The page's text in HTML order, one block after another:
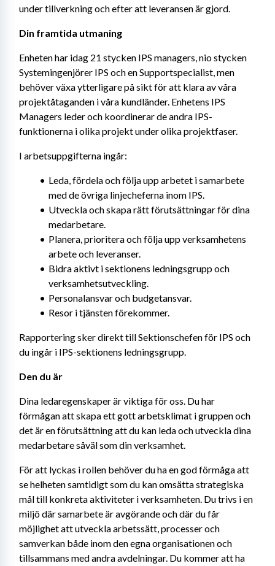
under tillverkning och efter att leveransen är gjord.
Din framtida utmaning
Enheten har idag 21 stycken IPS managers, nio stycken
Systemingenjörer IPS och en Supportspecialist, men
behöver växa ytterligare på sikt för att klara av våra
projektåtaganden i våra kundländer. Enhetens IPS
Managers leder och koordinerar de andra IPS-
funktionerna i olika projekt under olika projektfaser.
I arbetsuppgifterna ingår:
Leda, fördela och följa upp arbetet i samarbete
med de övriga linjecheferna inom IPS.
Utveckla och skapa rätt förutsättningar för dina
medarbetare.
Planera, prioritera och följa upp verksamhetens
arbete och leveranser.
Bidra aktivt i sektionens ledningsgrupp och
verksamhetsutveckling.
Personalansvar och budgetansvar.
Resor i tjänsten förekommer.
Rapportering sker direkt till Sektionschefen för IPS och
du ingår i IPS-sektionens ledningsgrupp.
Den du är
Dina ledaregenskaper är viktiga för oss. Du har
förmågan att skapa ett gott arbetsklimat i gruppen och
det är en förutsättning att du kan leda och utveckla dina
medarbetare såväl som din verksamhet.
För att lyckas i rollen behöver du ha en god förmåga att
se helheten samtidigt som du kan omsätta strategiska
mål till konkreta aktiviteter i verksamheten. Du trivs i en
miljö där samarbete är avgörande och där du får
möjlighet att utveckla arbetssätt, processer och
samverkan både inom den egna organisationen och
tillsammans med andra avdelningar. Du kommer att ha